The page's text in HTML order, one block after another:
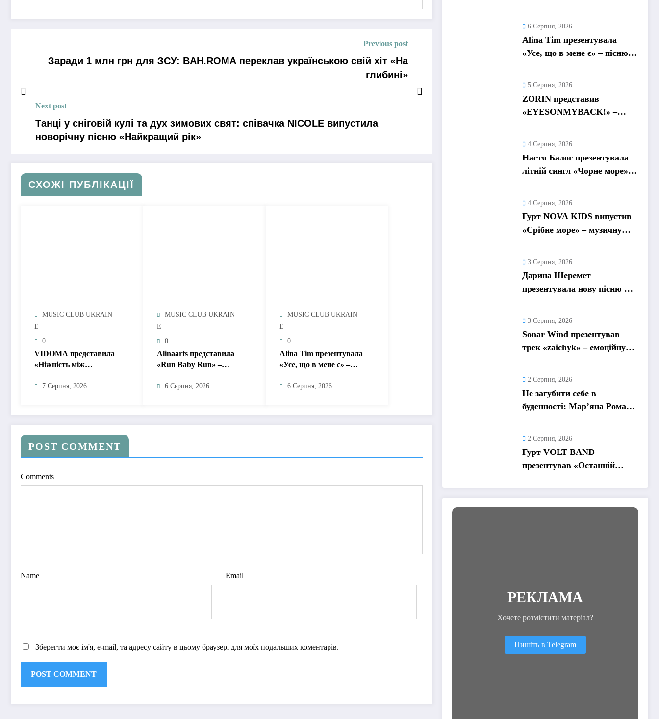
Previous post
Заради 1 млн грн для ЗСУ: BAH.ROMA переклав українською свій хіт «На
глибині»
Next post
Танці у сніговій кулі та дух зимових свят: співачка NICOLE випустила
новорічну пісню «Найкращий рік»
СХОЖІ ПУБЛІКАЦІЇ
MUSIC CLUB UKRAIN
E
0
VIDOMA представила
«Ніжність між
рядками» – пісню про
почуття, які живуть у
7 Серпня, 2026
MUSIC CLUB UKRAIN
E
0
Alinaarts представила
«Run Baby Run» –
музичну підтримку для
тих, хто продовжує
6 Серпня, 2026
MUSIC CLUB UKRAIN
E
0
Alina Tim презентувала
«Усе, що в мене є» –
пісню про любов без
драм, маніпуляцій і
6 Серпня, 2026
POST COMMENT
Comments
Name Email
Зберегти моє ім'я, e-mail, та адресу сайту в цьому браузері для моїх подальших коментарів.
війну
6 Серпня, 2026
Alina Tim презентувала
«Усе, що в мене є» – пісню
5 Серпня, 2026
ZORIN представив
«EYESONMYBACK!» –
4 Серпня, 2026
Настя Балог презентувала
літній сингл «Чорне море»
4 Серпня, 2026
Гурт NOVA KIDS випустив
«Срібне море» – музичну
3 Серпня, 2026
Дарина Шеремет
презентувала нову пісню «А
3 Серпня, 2026
Sonar Wind презентував
трек «zaichyk» – емоційну
2 Серпня, 2026
Не загубити себе в
буденності: Мар’яна Ромась
2 Серпня, 2026
Гурт VOLT BAND
презентував «Останній
спогади
РЕКЛАМА
Хочете розмістити матеріал?
Пишіть в Telegram